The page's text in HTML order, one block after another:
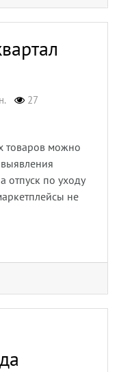
27
товаров можно
отпуск по уходу
не